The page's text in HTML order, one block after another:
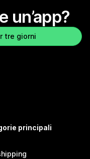
un’app?
tre giorni
principali